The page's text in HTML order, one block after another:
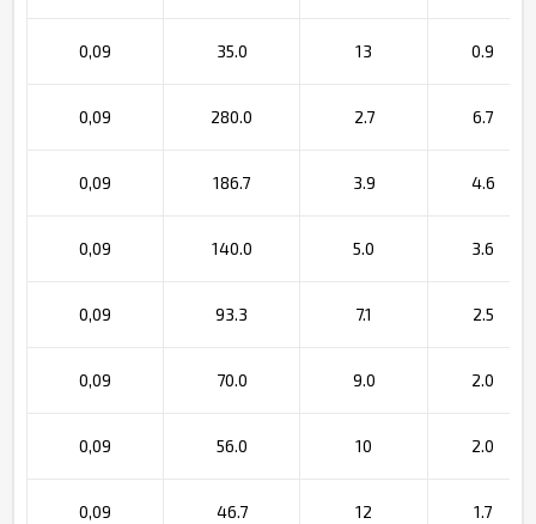
0,09 35.0 13 0.9
0,09 280.0 2.7 6.7
0,09 186.7 3.9 4.6
0,09 140.0 5.0 3.6
0,09 93.3 7.1 2.5
0,09 70.0 9.0 2.0
0,09 56.0 10 2.0
0,09 46.7 12 1.7